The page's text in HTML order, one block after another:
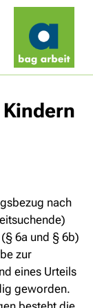
nach
6a und § 6b)
zur
eines Urteils
geworden.